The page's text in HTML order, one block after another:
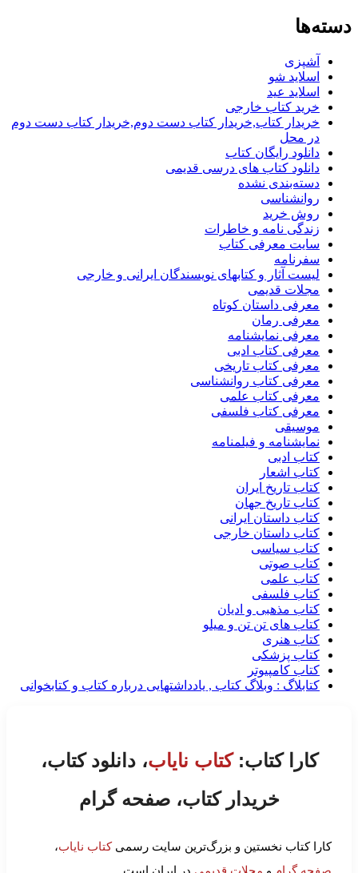
دسته‌ها
آشپزی
اسلاید شو
اسلاید عید
خرید کتاب خارجی
خریدار کتاب,خریدار کتاب دست دوم,خریدار کتاب دست دوم
در محل
دانلود رایگان کتاب
دانلود کتاب های درسی قدیمی
دسته‌بندی نشده
روانشناسی
روش خرید
زندگی نامه و خاطرات
سایت معرفی کتاب
سفرنامه
لیست آثار و کتابهای نویسندگان ایرانی و خارجی
مجلات قدیمی
معرفی داستان کوتاه
معرفی رمان
معرفی نمایشنامه
معرفی کتاب ادبی
معرفی کتاب تاریخی
معرفی کتاب روانشناسی
معرفی کتاب علمی
معرفی کتاب فلسفی
موسیقی
نمایشنامه و فیلمنامه
کتاب ادبی
کتاب اشعار
کتاب تاریخ ایران
کتاب تاریخ جهان
کتاب داستان ایرانی
کتاب داستان خارجی
کتاب سیاسی
کتاب صوتی
کتاب علمی
کتاب فلسفی
کتاب مذهبی و ادیان
کتاب های تن تن و میلو
کتاب هنری
کتاب پزشکی
کتاب کامپیوتر
کتابلاگ : وبلاگ کتاب , یادداشتهایی درباره کتاب و کتابخوانی
کارا کتاب:کتاب نایاب، دانلود کتاب،
خریدار کتاب، صفحه گرام
کارا کتاب نخستین و بزرگ‌ترین سایت رسمیکتاب نایاب،
صفحه گرام و مجلات قدیمی در ایران است.